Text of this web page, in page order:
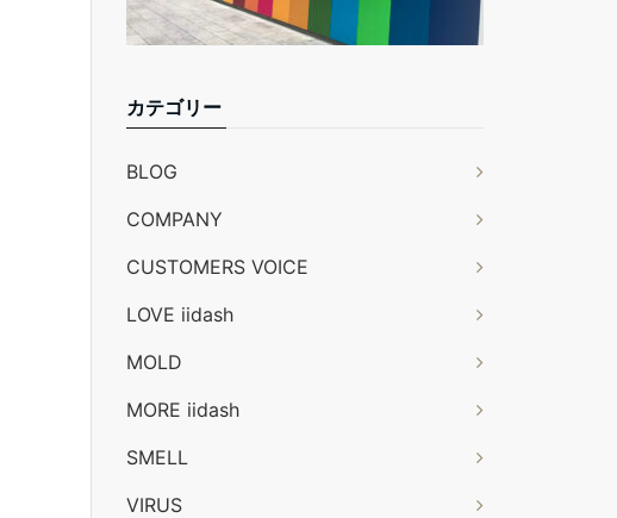
カテゴリー
BLOG
COMPANY
CUSTOMERS VOICE
LOVE iidash
MOLD
MORE iidash
SMELL
VIRUS